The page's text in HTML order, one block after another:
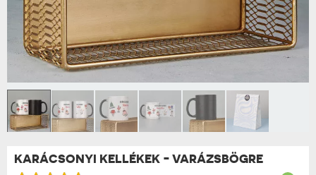
KARÁCSONYI KELLÉKEK - VARÁZSBÖGRE